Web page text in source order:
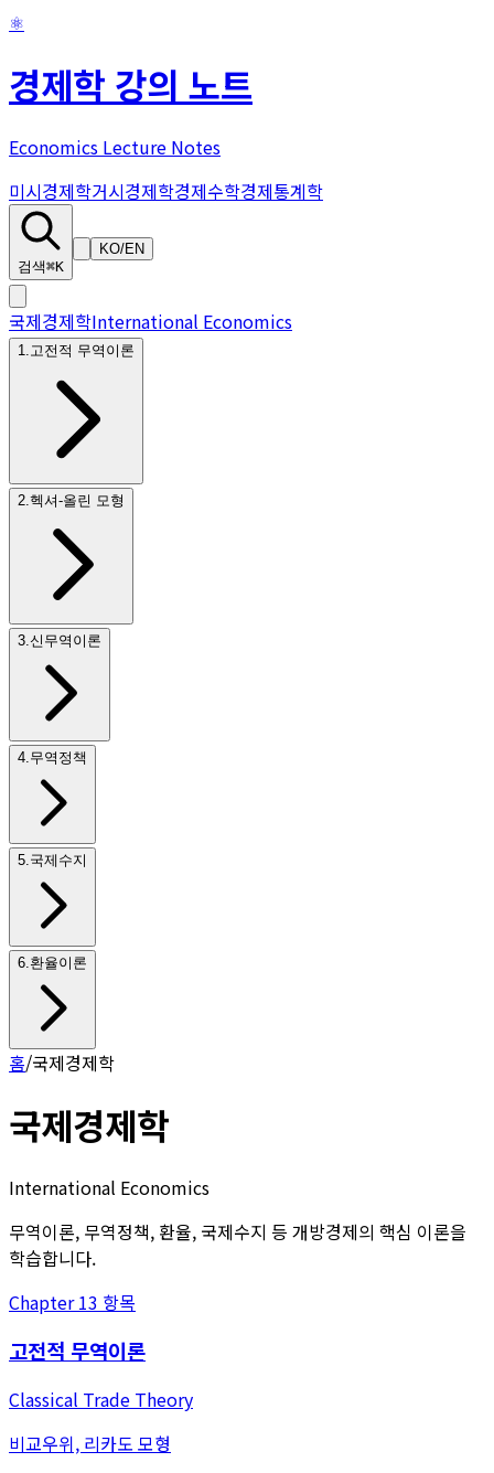
⚛
경제학 강의 노트
Economics Lecture Notes
미시경제학거시경제학경제수학경제통계학
검색⌘K
KO/EN
국제경제학International Economics
1 고전적 무역이론
2 헥셔-올린 모형
3 신무역이론
4 무역정책
5 국제수지
6 환율이론
홈/국제경제학
국제경제학
International Economics
무역이론, 무역정책, 환율, 국제수지 등 개방경제의 핵심 이론을
학습합니다.
Chapter13 항목
고전적 무역이론
Classical Trade Theory
비교우위, 리카도 모형